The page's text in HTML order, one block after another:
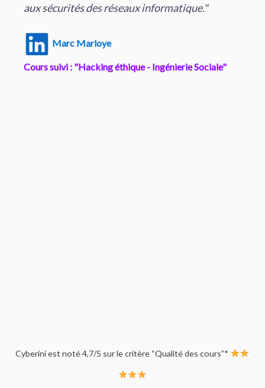
aux sécurités des réseaux informatique."
Marc Marloye
Cours suivi : "Hacking éthique - Ingénierie Sociale"
Cyberini est noté 4,7/5 sur le critère “Qualité des cours”*